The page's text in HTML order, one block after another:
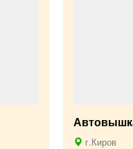
г.Киров